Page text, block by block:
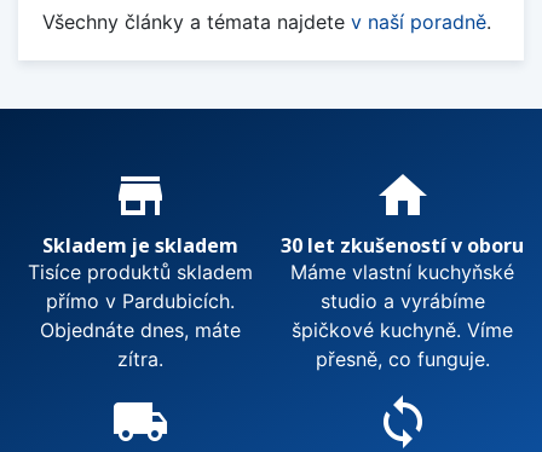
Všechny články a témata najdete v naší poradně.
Proč nakupovat u nás?
store_mall_directory
Skladem je skladem
Tisíce produktů skladem
přímo v Pardubicích.
Objednáte dnes, máte
zítra.
home
30 let zkušeností v oboru
Máme vlastní kuchyňské
studio a vyrábíme
špičkové kuchyně. Víme
přesně, co funguje.
local_shipping sync